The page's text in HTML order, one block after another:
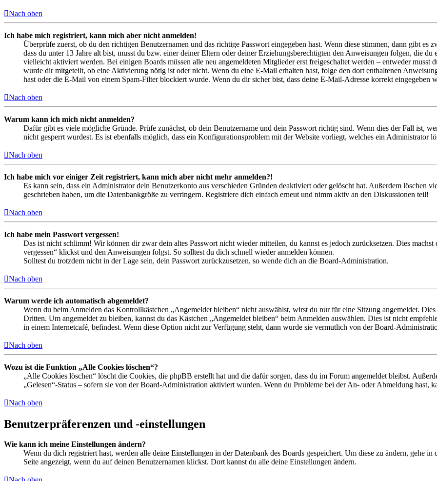
Nach oben
Ich habe mich registriert, kann mich aber nicht anmelden!
Überprüfe zuerst, ob du den richtigen Benutzernamen und das richtige Passwort eingegeben hast. Wenn diese stimmen, dann gibt es
dass du unter 13 Jahre alt bist, musst du bzw. einer deiner Eltern oder deiner Erziehungsberechtigten den Anweisungen folgen, die
vielleicht aktiviert werden. Bei einigen Boards müssen alle neu angemeldeten Mitglieder erst freigeschaltet werden – entweder musst
wurde dir mitgeteilt, ob eine Aktivierung nötig ist oder nicht. Wenn du eine E-Mail erhalten hast, folge den dort enthaltenen
hast oder die E-Mail von einem Spam-Filter blockiert wurde. Wenn du dir sicher bist, dass deine E-Mail-Adresse korrekt eingegeben
Nach oben
Warum kann ich mich nicht anmelden?
Dafür gibt es viele mögliche Gründe. Prüfe zunächst, ob dein Benutzername und dein Passwort richtig sind. Wenn dies der Fall ist,
nicht gesperrt wurdest. Es ist ebenfalls möglich, dass ein Konfigurationsproblem mit der Website vorliegt, welches ein Administrator
Nach oben
Ich habe mich vor einiger Zeit registriert, kann mich aber nicht mehr anmelden?!
Es kann sein, dass ein Administrator dein Benutzerkonto aus verschieden Gründen deaktiviert oder gelöscht hat. Außerdem löschen
geschrieben haben, um die Datenbankgröße zu verringern. Registriere dich einfach erneut und nimm aktiv an den Diskussionen teil!
Nach oben
Ich habe mein Passwort vergessen!
Das ist nicht schlimm! Wir können dir zwar dein altes Passwort nicht wieder mitteilen, du kannst es jedoch zurücksetzen. Dies
vergessen“ klickst und den Anweisungen folgst. So solltest du dich schnell wieder anmelden können.
Solltest du trotzdem nicht in der Lage sein, dein Passwort zurückzusetzen, so wende dich an die Board-Administration.
Nach oben
Warum werde ich automatisch abgemeldet?
Wenn du beim Anmelden das Kontrollkästchen „Angemeldet bleiben“ nicht auswählst, wirst du nur für eine Sitzung angemeldet.
Dritten. Um angemeldet zu bleiben, kannst du das Kästchen „Angemeldet bleiben“ beim Anmelden auswählen. Dies ist nicht
in einem Internetcafé, befindest. Wenn diese Option nicht zur Verfügung steht, dann wurde sie vermutlich von der Board-
Nach oben
Wozu ist die Funktion „Alle Cookies löschen“?
„Alle Cookies löschen“ löscht die Cookies, die phpBB erstellt hat und die dafür sorgen, dass du im Forum angemeldet bleibst.
„Gelesen“-Status – sofern sie von der Board-Administration aktiviert wurden. Wenn du Probleme bei der An- oder Abmeldung hast,
Nach oben
Benutzerpräferenzen und -einstellungen
Wie kann ich meine Einstellungen ändern?
Wenn du dich registriert hast, werden alle deine Einstellungen in der Datenbank des Boards gespeichert. Um diese zu ändern, gehe
Seite angezeigt, wenn du auf deinen Benutzernamen klickst. Dort kannst du alle deine Einstellungen ändern.